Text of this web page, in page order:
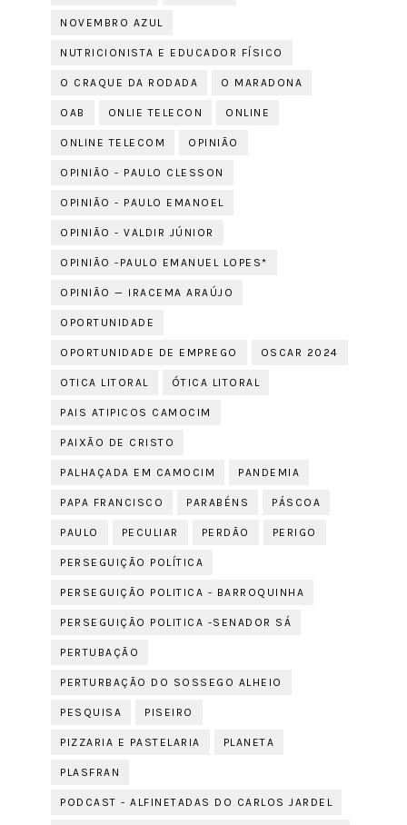
NOVEMBRO AZUL
NUTRICIONISTA E EDUCADOR FÍSICO
O CRAQUE DA RODADA O MARADONA
OAB ONLIE TELECON ONLINE
ONLINE TELECOM OPINIÃO
OPINIÃO - PAULO CLESSON
OPINIÃO - PAULO EMANOEL
OPINIÃO - VALDIR JÚNIOR
OPINIÃO -PAULO EMANUEL LOPES*
OPINIÃO — IRACEMA ARAÚJO
OPORTUNIDADE
OPORTUNIDADE DE EMPREGO OSCAR 2024
OTICA LITORAL ÓTICA LITORAL
PAIS ATIPICOS CAMOCIM
PAIXÃO DE CRISTO
PALHAÇADA EM CAMOCIM PANDEMIA
PAPA FRANCISCO PARABÉNS PÁSCOA
PAULO PECULIAR PERDÃO PERIGO
PERSEGUIÇÃO POLÍTICA
PERSEGUIÇÃO POLITICA - BARROQUINHA
PERSEGUIÇÃO POLITICA -SENADOR SÁ
PERTUBAÇÃO
PERTURBAÇÃO DO SOSSEGO ALHEIO
PESQUISA PISEIRO
PIZZARIA E PASTELARIA PLANETA
PLASFRAN
PODCAST - ALFINETADAS DO CARLOS JARDEL